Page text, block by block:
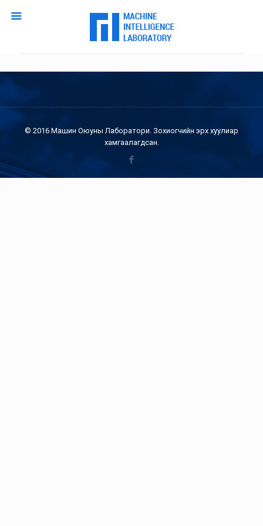
© 2016 Машин Оюуны Лаборатори. Зохиогчийн эрх хуулиар
хамгаалагдсан.